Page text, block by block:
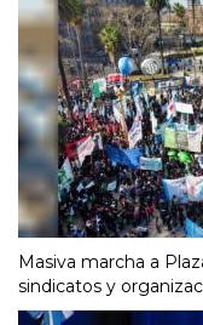
Masiva marcha a
sindicatos y